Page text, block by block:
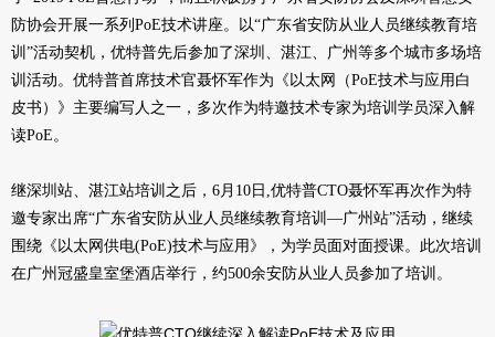
防协会开展一系列PoE技术讲座。以“广东省安防从业人员继续教育培
训”活动契机，优特普先后参加了深圳、湛江、广州等多个城市多场培
训活动。优特普首席技术官聂怀军作为《以太网（PoE技术与应用白
皮书）》主要编写人之一，多次作为特邀技术专家为培训学员深入解
读PoE。
继深圳站、湛江站培训之后，6月10日,优特普CTO聂怀军再次作为特
邀专家出席“广东省安防从业人员继续教育培训—广州站”活动，继续
围绕《以太网供电(PoE)技术与应用》，为学员面对面授课。此次培训
在广州冠盛皇室堡酒店举行，约500余安防从业人员参加了培训。